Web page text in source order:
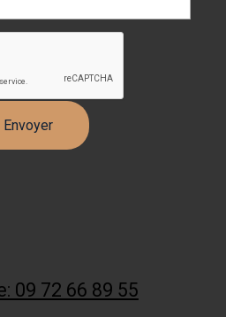
09 72 66 89 55